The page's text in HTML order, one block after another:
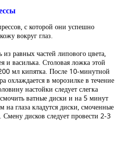
с которой они успешно
вокруг глаз.
из равных частей липового цвета,
и василька. Столовая ложка этой
мл кипятка. После 10-минутной
охлаждается в морозилке в течение
настойки следует слегка
ватные диски и на 5 минут
на глаза кладутся диски, смоченные
Смену дисков следует провести 2-3